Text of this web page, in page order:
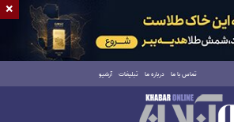
تماس با ما درباره ما تبلیغات آرشیو
جمعه ۱۶ مرداد ۱۴۰۵
×